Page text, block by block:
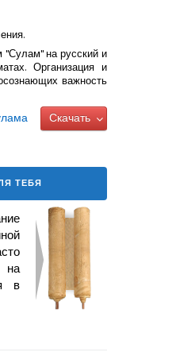
"Сулам" на русский и
Организация и
важность
Скачать
ТЕБЯ
на
в